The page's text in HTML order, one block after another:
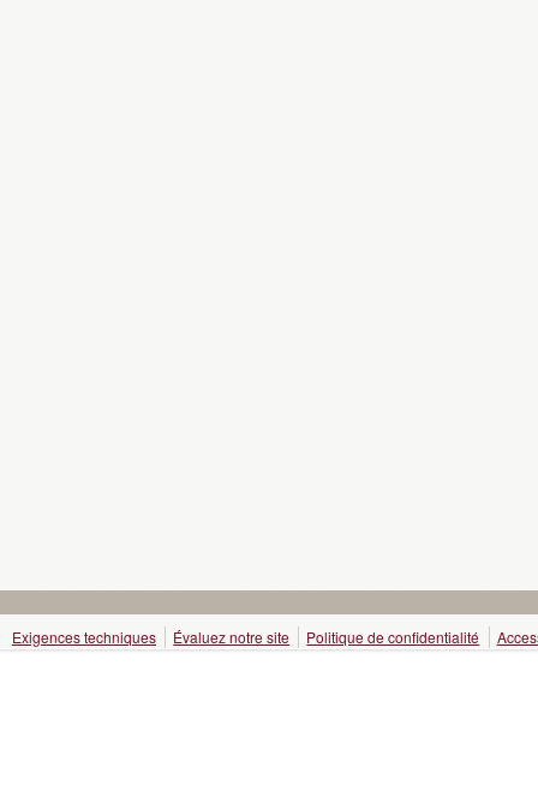
Exigences techniques Évaluez notre site Politique de confidentialité